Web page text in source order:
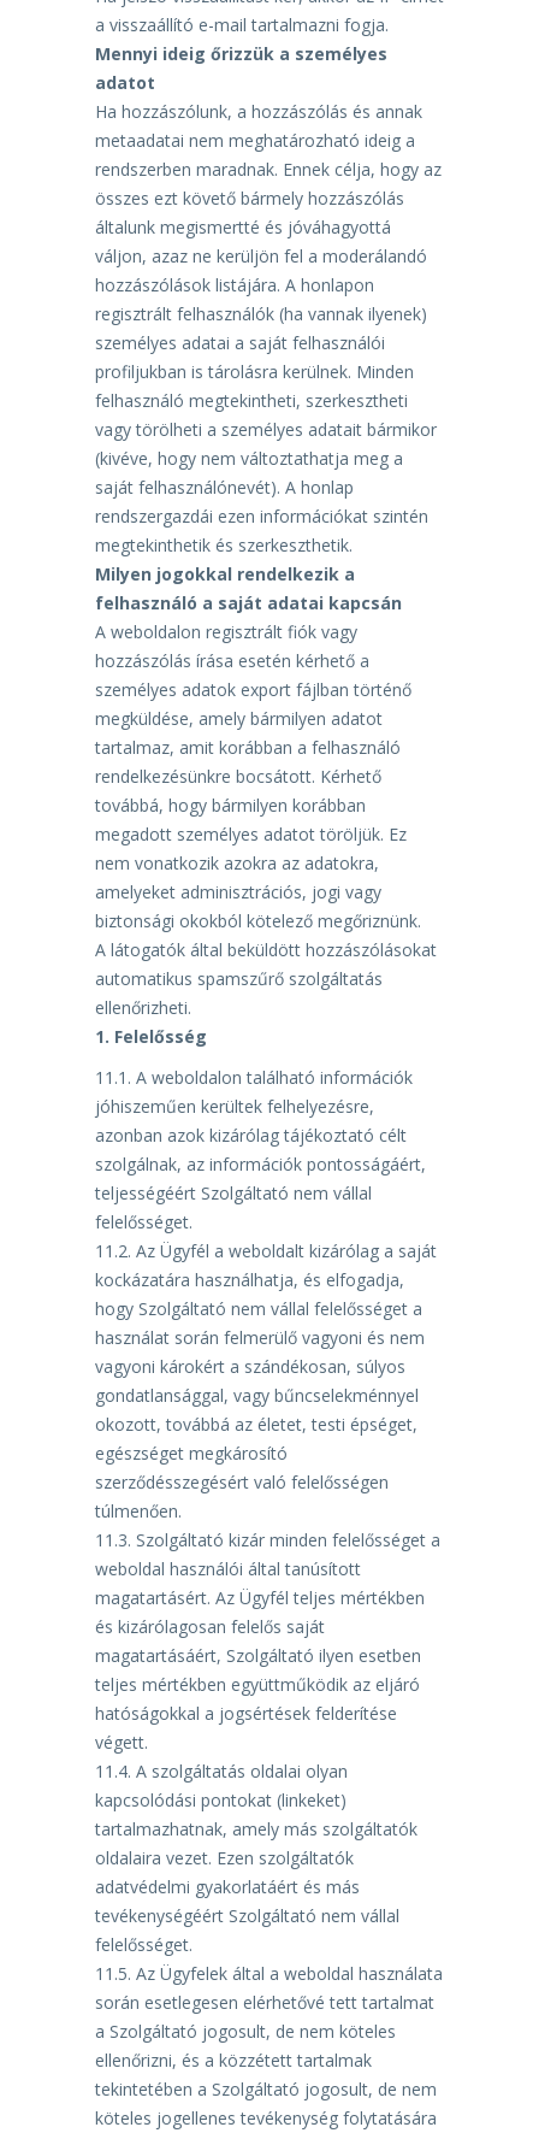
a visszaállító e-mail tartalmazni fogja.
Mennyi ideig őrizzük a személyes
adatot
Ha hozzászólunk, a hozzászólás és annak
metaadatai nem meghatározható ideig a
rendszerben maradnak. Ennek célja, hogy az
összes ezt követő bármely hozzászólás
általunk megismertté és jóváhagyottá
váljon, azaz ne kerüljön fel a moderálandó
hozzászólások listájára. A honlapon
regisztrált felhasználók (ha vannak ilyenek)
személyes adatai a saját felhasználói
profiljukban is tárolásra kerülnek. Minden
felhasználó megtekintheti, szerkesztheti
vagy törölheti a személyes adatait bármikor
(kivéve, hogy nem változtathatja meg a
saját felhasználónevét). A honlap
rendszergazdái ezen információkat szintén
megtekinthetik és szerkeszthetik.
Milyen jogokkal rendelkezik a
felhasználó a saját adatai kapcsán
A weboldalon regisztrált fiók vagy
hozzászólás írása esetén kérhető a
személyes adatok export fájlbantörténő
megküldése, amely bármilyen adatot
tartalmaz, amit korábban a felhasználó
rendelkezésünkre bocsátott. Kérhető
továbbá, hogy bármilyen korábban
megadott személyes adatot töröljük. Ez
nem vonatkozik azokra az adatokra,
amelyeket adminisztrációs, jogi vagy
biztonsági okokból kötelező megőriznünk.
A látogatók által beküldött hozzászólásokat
automatikus spamszűrő szolgáltatás
ellenőrizheti.
1. Felelősség
11.1. A weboldalon található információk
jóhiszeműen kerültek felhelyezésre,
azonban azok kizárólag tájékoztató célt
szolgálnak, az információk pontosságáért,
teljességéért Szolgáltató nem vállal
felelősséget.
11.2. Az Ügyfél a weboldalt kizárólag a saját
kockázatára használhatja, és elfogadja,
hogy Szolgáltató nem vállal felelősséget a
használat során felmerülő vagyoni és nem
vagyoni károkért a szándékosan, súlyos
gondatlansággal, vagy bűncselekménnyel
okozott, továbbá az életet, testi épséget,
egészséget megkárosító
szerződésszegésért való felelősségen
túlmenően.
11.3. Szolgáltató kizár minden felelősséget a
weboldal használói által tanúsított
magatartásért. Az Ügyfél teljes mértékben
és kizárólagosan felelős saját
magatartásáért, Szolgáltató ilyen esetben
teljes mértékben együttműködik az eljáró
hatóságokkal a jogsértések felderítése
végett.
11.4. A szolgáltatás oldalai olyan
kapcsolódási pontokat (linkeket)
tartalmazhatnak, amely más szolgáltatók
oldalaira vezet. Ezen szolgáltatók
adatvédelmi gyakorlatáért és más
tevékenységéért Szolgáltató nem vállal
felelősséget.
11.5. Az Ügyfelek által a weboldal használata
során esetlegesen elérhetővé tett tartalmat
a Szolgáltató jogosult, de nem köteles
ellenőrizni, és a közzétett tartalmak
tekintetében a Szolgáltató jogosult, de nem
köteles jogellenes tevékenység folytatására